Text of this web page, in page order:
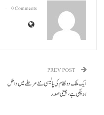
0 Comments
ایک ملک دو نظام کی پالیسی نئے مرحلے میں داخل
ہوچکی ہے، چینی صدر